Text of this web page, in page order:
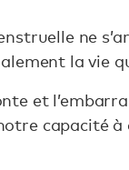
ne
la vie
et
capacité